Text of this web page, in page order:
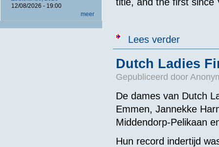
12/08/2026 - 19:00
meer
title, and the first since
Lees verderover
Dutch Ladies
Gepubliceerd door
De dames van Dutch
Emmen, Jannekke
Middendorp-Pelikaan
Hun record indertijd